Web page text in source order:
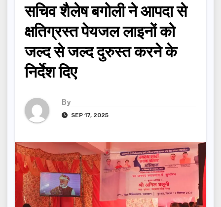
सचिव शैलेष बगोली ने आपदा से
क्षतिग्रस्त पेयजल लाइनों को
जल्द से जल्द दुरुस्त करने के
निर्देश दिए
By
SEP 17, 2025